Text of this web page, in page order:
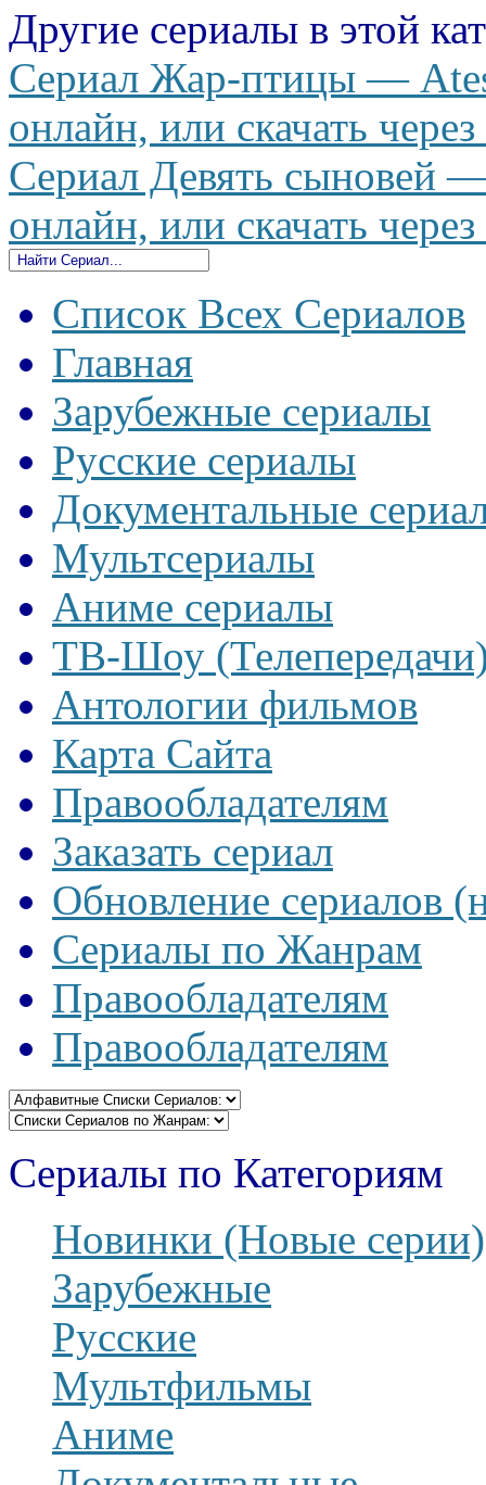
Другие сериалы в этой
Сериал Жар-птицы —
онлайн, или скачать
Сериал Девять сыновей
онлайн, или скачать
Список Всех Сериалов
Главная
Зарубежные сериалы
Русские сериалы
Документальные
Мультсериалы
Аниме сериалы
ТВ-Шоу
Антологии фильмов
Карта Сайта
Правообладателям
Заказать сериал
Обновление сериалов
Сериалы по Жанрам
Правообладателям
Правообладателям
Сериалы по Категориям
Новинки (Новые серии)
Зарубежные
Русские
Мультфильмы
Аниме